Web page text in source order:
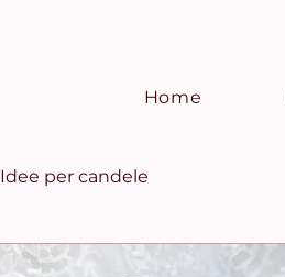
Home
Idee per candele